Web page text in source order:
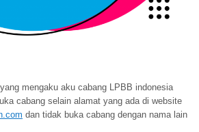
mengaku aku cabang LPBB indonesia
cabang selain alamat yang ada di website
dan tidak buka cabang dengan nama lain